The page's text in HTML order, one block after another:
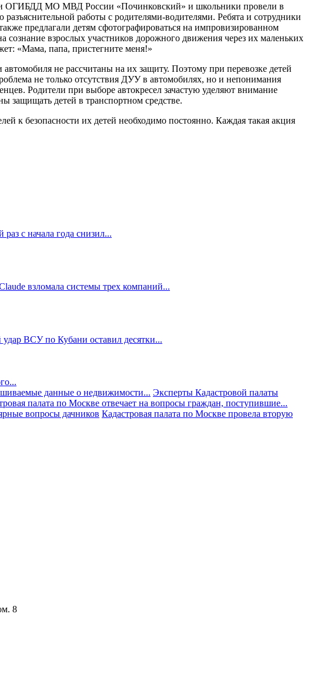
ОГИБДД МО МВД России «Починковский» и школьники провели в
работы с родителями-водителями. Ребята и сотрудники
предлагали детям сфотографироваться на импровизированном
сознание взрослых участников дорожного движения через их маленьких
«Мама, папа, пристегните меня!»
не рассчитаны на их защиту. Поэтому при перевозке детей
не только отсутствия ДУУ в автомобилях, но и непонимания
Родители при выборе автокресел зачастую уделяют внимание
защищать детей в транспортном средстве.
к безопасности их детей необходимо постоянно. Каждая такая акция
с начала года снизил...
взломала системы трех компаний...
ВСУ по Кубани оставил десятки...
данные о недвижимости... Эксперты Кадастровой палаты
палата по Москве отвечает на вопросы граждан, поступившие...
вопросы дачников Кадастровая палата по Москве провела вторую
8